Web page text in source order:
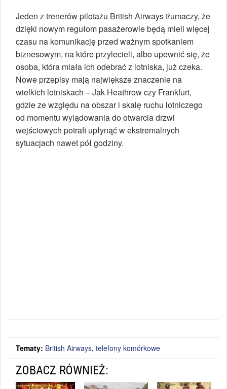
Jeden z trenerów pilotażu British Airways tłumaczy, że
dzięki nowym regułom pasażerowie będą mieli więcej
czasu na komunikację przed ważnym spotkaniem
biznesowym, na które przylecieli, albo upewnić się, że
osoba, która miała ich odebrać z lotniska, już czeka.
Nowe przepisy mają największe znaczenie na
wielkich lotniskach – Jak Heathrow czy Frankfurt,
gdzie ze względu na obszar i skalę ruchu lotniczego
od momentu wylądowania do otwarcia drzwi
wejściowych potrafi upłynąć w ekstremalnych
sytuacjach nawet pół godziny.
Tematy: British Airways, telefony komórkowe
ZOBACZ RÓWNIEŻ: